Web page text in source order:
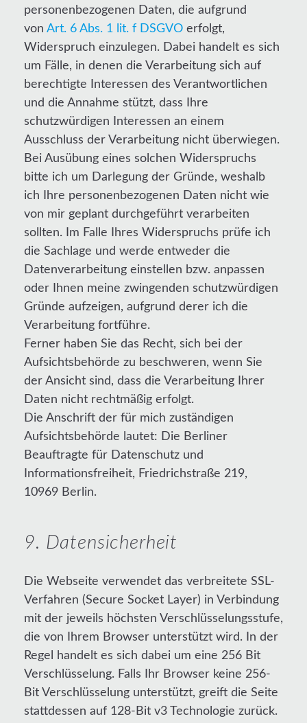
personenbezogenen Daten, die aufgrund
von Art. 6 Abs. 1 lit. f DSGVO erfolgt,
Widerspruch einzulegen. Dabei handelt es sich
um Fälle, in denen die Verarbeitung sich auf
berechtigte Interessen des Verantwortlichen
und die Annahme stützt, dass Ihre
schutzwürdigen Interessen an einem
Ausschluss der Verarbeitung nicht überwiegen.
Bei Ausübung eines solchen Widerspruchs
bitte ich um Darlegung der Gründe, weshalb
ich Ihre personenbezogenen Daten nicht wie
von mir geplant durchgeführt verarbeiten
sollten. Im Falle Ihres Widerspruchs prüfe ich
die Sachlage und werde entweder die
Datenverarbeitung einstellen bzw. anpassen
oder Ihnen meine zwingenden schutzwürdigen
Gründe aufzeigen, aufgrund derer ich die
Verarbeitung fortführe.
Ferner haben Sie das Recht, sich bei der
Aufsichtsbehörde zu beschweren, wenn Sie
der Ansicht sind, dass die Verarbeitung Ihrer
Daten nicht rechtmäßig erfolgt.
Die Anschrift der für mich zuständigen
Aufsichtsbehörde lautet: Die Berliner
Beauftragte für Datenschutz und
Informationsfreiheit, Friedrichstraße 219,
10969 Berlin.
9. Datensicherheit
Die Webseite verwendet das verbreitete SSL-
Verfahren (Secure Socket Layer) in Verbindung
mit der jeweils höchsten Verschlüsselungsstufe,
die von Ihrem Browser unterstützt wird. In der
Regel handelt es sich dabei um eine 256 Bit
Verschlüsselung. Falls Ihr Browser keine 256-
Bit Verschlüsselung unterstützt, greift die Seite
stattdessen auf 128-Bit v3 Technologie zurück.